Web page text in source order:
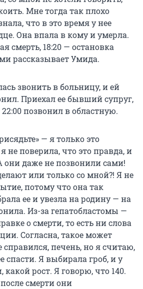
Мне тогда так плохо
что в это время у нее
Она впала в кому и умерла.
смерть, 18:20 — остановка
рассказывает Умида.
звонить в больницу, и ей
Приехал ее бывший супруг,
позвонил в областную.
— я только это
не поверила, что это правда, и
они даже не позвонили сами!
или только со мной?! Я не
потому что она так
ее и увезла на родину — на
Из-за гепатобластомы —
о смерти, то есть ни слова
Согласна, такое может
печень, но я считаю,
спасти. Я выбирала гроб, и у
рост. Я говорю, что 140.
смерти они